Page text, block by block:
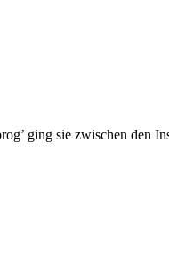
ging sie zwischen den